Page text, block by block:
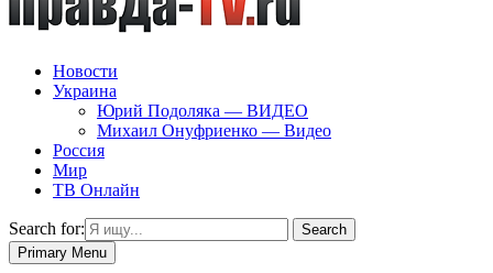
Новости
Украина
Юрий Подоляка — ВИДЕО
Михаил Онуфриенко — Видео
Россия
Мир
ТВ Онлайн
Search for:
Search
Primary Menu